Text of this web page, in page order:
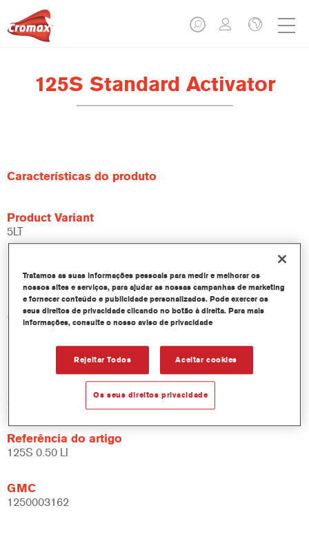
125S Standard Activator
Características do produto
Product Variant
5LT
125S 5.00 LI
GMC
1250000647
0.5LT
Referência do artigo
125S 0.50 LI
GMC
1250003162
Tratamos as suas informações pessoais para medir e melhorar os
nossos sites e serviços, para ajudar as nossas campanhas de marketing
e fornecer conteúdo e publicidade personalizados. Pode exercer os
seus direitos de privacidade clicando no botão à direita. Para mais
informações, consulte o nosso aviso de privacidade
Rejeitar Todos Aceitar cookies
Os seus direitos privacidade